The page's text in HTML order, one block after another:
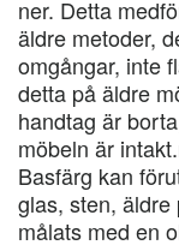
ner. Detta
äldre metoder,
omgångar, inte
detta på äldre
handtag är
möbeln är
Basfärg kan
glas, sten,
målats med en